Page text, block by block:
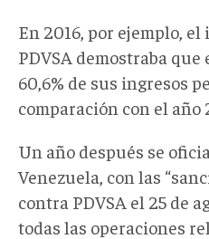
En 2016, por ejemplo,
PDVSA demostraba
60,6% de sus ingresos
comparación con el año
Un año después se
Venezuela, con las
contra PDVSA el 25 de
todas las operaciones